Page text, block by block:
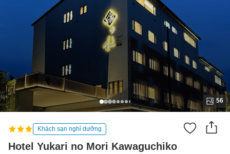
56
Khách sạn nghỉ dưỡng
Hotel Yukari no Mori Kawaguchiko